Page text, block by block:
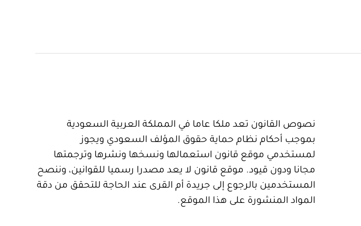
نصوص القانون تعد ملكا عاما في المملكة العربية السعودية
بموجب أحكام نظام حماية حقوق المؤلف السعودي ويجوز
لمستخدمي موقع قانون استعمالها ونسخها ونشرها وترجمتها
مجانا ودون قيود. موقع قانون لا يعد مصدرا رسميا للقوانين، وننصح
المستخدمين بالرجوع إلى جريدة أم القرى عند الحاجة للتحقق من دقة
المواد المنشورة على هذا الموقع.